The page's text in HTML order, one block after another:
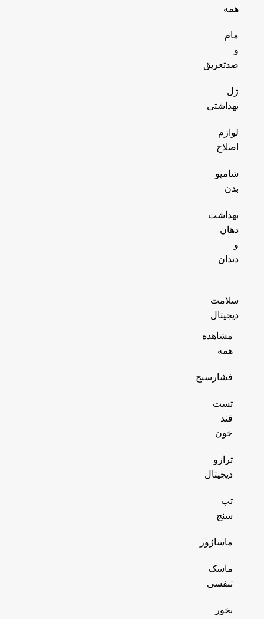
همه
مام
و
ضدتعریق
ژل
بهداشتی
لوازم
اصلاح
شامپو
بدن
بهداشت
دهان
و
دندان
سلامت
دیجیتال
مشاهده
همه
فشارسنج
تست
قند
خون
ترازو
دیجیتال
تب
سنج
ماساژور
ماسک
تنفسی
بخور